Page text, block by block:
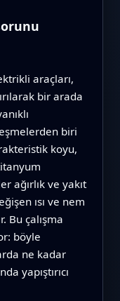
araçları,
bir arada
biri
koyu,
ağırlık ve yakıt
ısı ve nem
Bu çalışma
böyle
ne kadar
yapıştırıcı